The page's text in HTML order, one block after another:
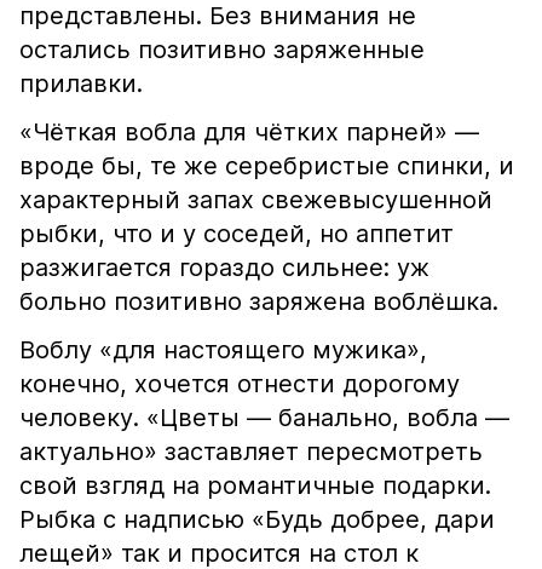
представлены. Без внимания не
остались позитивно заряженные
прилавки.
«Чёткая вобла для чётких парней» —
вроде бы, те же серебристые спинки, и
характерный запах свежевысушенной
рыбки, что и у соседей, но аппетит
разжигается гораздо сильнее: уж
больно позитивно заряжена воблёшка.
Воблу «для настоящего мужика»,
конечно, хочется отнести дорогому
человеку. «Цветы — банально, вобла —
актуально» заставляет пересмотреть
свой взгляд на романтичные подарки.
Рыбка с надписью «Будь добрее, дари
лещей» так и просится на стол к